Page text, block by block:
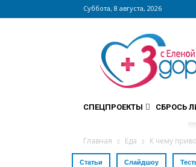
Суббота, 8 августа, 2026
Сайт
zdorovieinfo.ru
крупнейший
медицинский
интернет-
СПЕЦПРОЕКТЫ СБРОСЬ
Главная Еда К чему
Статьи Слайдшоу